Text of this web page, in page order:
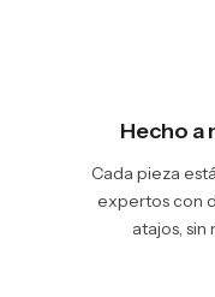
Hecho a
Cada pieza
expertos con
atajos, sin